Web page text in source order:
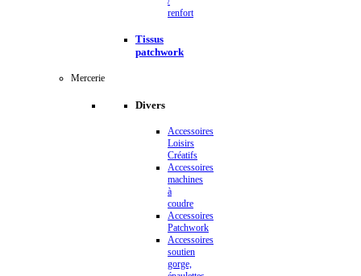
renfort
Tissus
patchwork
Mercerie
Divers
Accessoires
Loisirs
Créatifs
Accessoires
machines
à
coudre
Accessoires
Patchwork
Accessoires
soutien
gorge,